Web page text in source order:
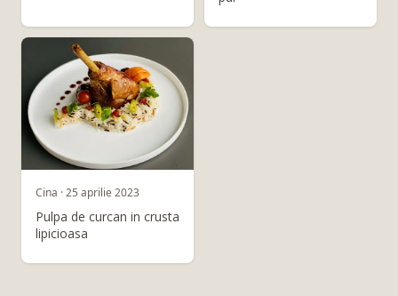
Cina · 25 aprilie 2023
Pulpa de curcan in crusta
lipicioasa